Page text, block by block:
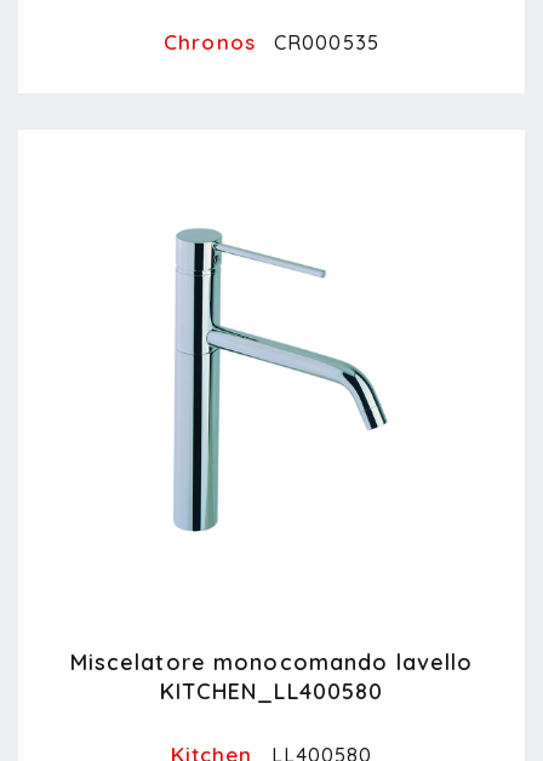
Chronos CR000535
Miscelatore monocomando lavello
KITCHEN_LL400580
Kitchen LL400580